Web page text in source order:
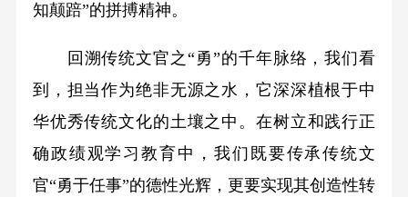
知颠踣”的拼搏精神。
回溯传统文官之“勇”的千年脉络，我们看
到，担当作为绝非无源之水，它深深植根于中
华优秀传统文化的土壤之中。在树立和践行正
确政绩观学习教育中，我们既要传承传统文
官“勇于任事”的德性光辉，更要实现其创造性转